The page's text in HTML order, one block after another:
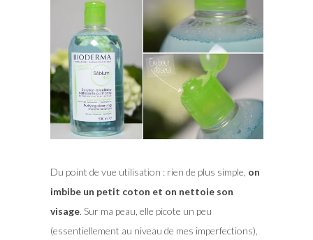
Du point de vue utilisation : rien de plus simple, on
imbibe un petit coton et on nettoie son
visage. Sur ma peau, elle picote un peu
(essentiellement au niveau de mes imperfections),